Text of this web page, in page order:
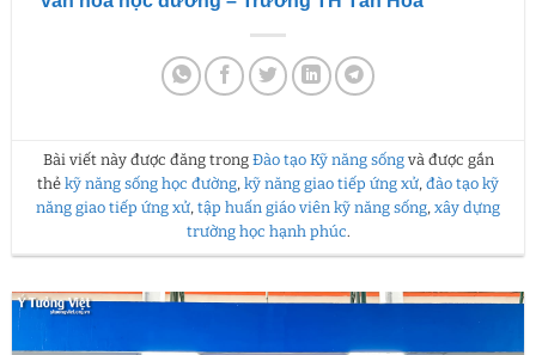
Bài viết này được đăng trong Đào tạo Kỹ năng sốngvà được gắn
thẻ kỹ năng sống học đường, kỹ năng giao tiếp ứng xử, đào tạo kỹ
năng giao tiếp ứng xử, tập huấn giáo viên kỹ năng sống, xây dựng
trường học hạnh phúc.